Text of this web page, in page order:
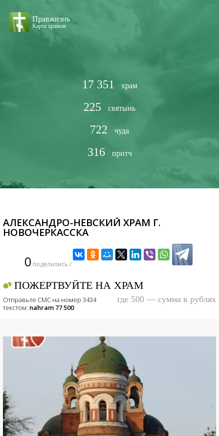
Правжизнь
Карта храмов
17 351 храм
225 святынь
722 чуда
316 притч
АЛЕКСАНДРО-НЕВСКИЙ ХРАМ Г.
НОВОЧЕРКАССКА
0 поделились /
ПОЖЕРТВУЙТЕ НА ХРАМ
Отправьте СМС на номер 3434
текстом: nahram 77 500
где 500 — сумма в рублях